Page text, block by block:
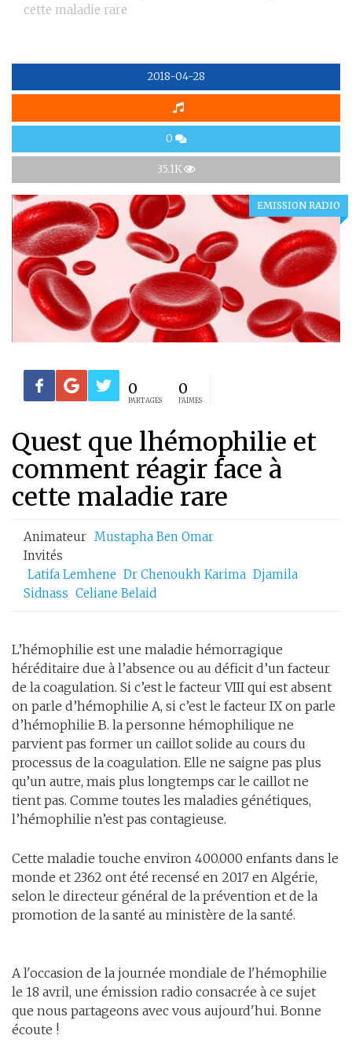
cette maladie rare
2018-04-28
0
35.1K
EMISSION RADIO
0
PARTAGES
0
J'AIMES
Quest que lhémophilie et
comment réagir face à
cette maladie rare
Animateur Mustapha Ben Omar
Invités
Latifa Lemhene Dr Chenoukh Karima Djamila
Sidnass Celiane Belaid
L’hémophilie est une maladie hémorragique
héréditaire due à l’absence ou au déficit d’un facteur
de la coagulation. Si c’est le facteur VIII qui est absent
on parle d’hémophilie A, si c’est le facteur IX on parle
d’hémophilie B. la personne hémophilique ne
parvient pas former un caillot solide au cours du
processus de la coagulation. Elle ne saigne pas plus
qu’un autre, mais plus longtemps car le caillot ne
tient pas. Comme toutes les maladies génétiques,
l’hémophilie n’est pas contagieuse.
Cette maladie touche environ 400.000 enfants dans le
monde et 2362 ont été recensé en 2017 en Algérie,
selon le directeur général de la prévention et de la
promotion de la santé au ministère de la santé.
A l'occasion de la journée mondiale de l'hémophilie
le 18 avril, une émission radio consacrée à ce sujet
que nous partageons avec vous aujourd'hui. Bonne
écoute !